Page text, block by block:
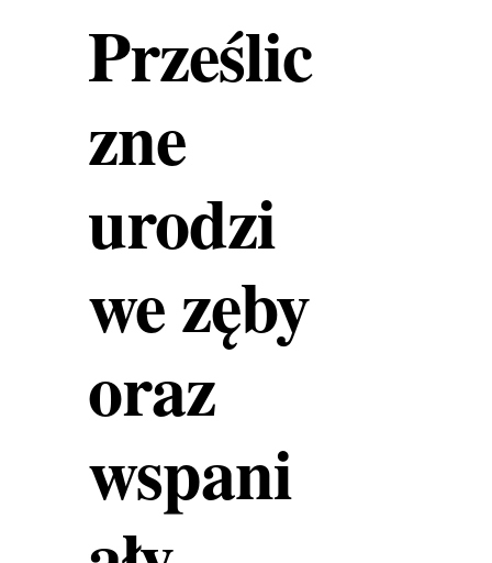
Prześlic
zne
urodzi
we zęby
oraz
wspani